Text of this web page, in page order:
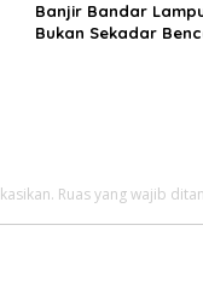
Banjir Bandar
Bukan Sekadar
Ruas yang wajib